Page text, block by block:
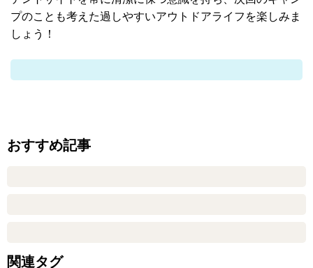
プのことも考えた過しやすいアウトドアライフを楽しみま
しょう！
おすすめ記事
関連タグ